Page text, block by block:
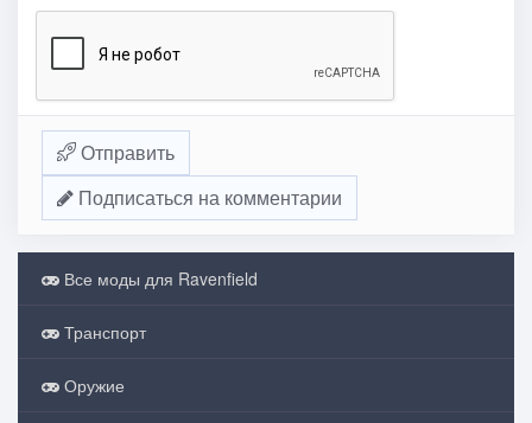
Отправить
Подписаться на комментарии
Все моды для Ravenfield
Транспорт
Оружие